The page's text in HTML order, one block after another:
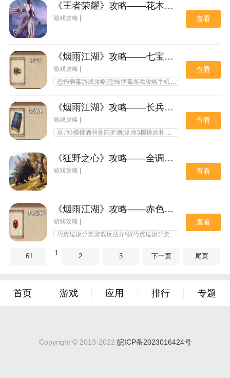
《王者荣耀》攻略——花木兰冠军飞将星传说皮肤获取方法
游戏攻略 | 查看
《烟雨江湖》攻略——七宝玄丹获取方法
游戏攻略 |
恐怖病毒游戏攻略(恐怖病毒游戏攻略手机版)
查看
《烟雨江湖》攻略——长兵精要获取方法
游戏攻略 | 查看
《狂野之心》攻略——全调味料获取方法
游戏攻略 | 查看
《烟雨江湖》攻略——赤色琉璃球获取方法
游戏攻略 |
巧虎垃圾分类游戏玩法介绍(巧虎垃圾分类小能手游戏)
查看
61 1 2 3 下一页 尾页
首页 游戏 应用 排行 专题
Copyright © 2013-2022 皖ICP备2023016424号